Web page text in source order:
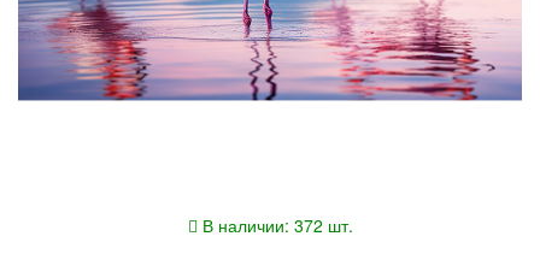
В наличии: 372 шт.